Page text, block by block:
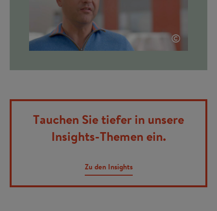
©
Tauchen Sie tiefer in unsere
Insights-Themen ein.
Zu den Insights